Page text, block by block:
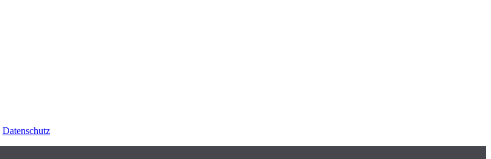
Datenschutz